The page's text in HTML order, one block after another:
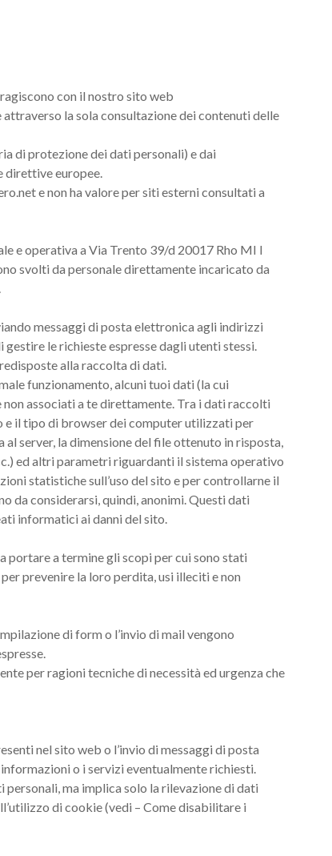
con il nostro sito web
la sola consultazione dei contenuti delle
di protezione dei dati personali) e dai
direttive europee.
e non ha valore per siti esterni consultati a
e operativa a Via Trento 39/d 20017 Rho MI I
svolti da personale direttamente incaricato da
messaggi di posta elettronica agli indirizzi
le richieste espresse dagli utenti stessi.
alla raccolta di dati.
funzionamento, alcuni tuoi dati (la cui
associati a te direttamente. Tra i dati raccolti
e il tipo di browser dei computer utilizzati per
server, la dimensione del file ottenuto in risposta,
ed altri parametri riguardanti il sistema operativo
statistiche sull’uso del sito e per controllarne il
da considerarsi, quindi, anonimi. Questi dati
informatici ai danni del sito.
portare a termine gli scopi per cui sono stati
prevenire la loro perdita, usi illeciti e non
di form o l’invio di mail vengono
per ragioni tecniche di necessità ed urgenza che
nel sito web o l’invio di messaggi di posta
o i servizi eventualmente richiesti.
personali, ma implica solo la rilevazione di dati
di cookie (vedi – Come disabilitare i